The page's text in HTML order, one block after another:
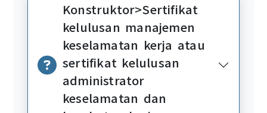
Konstruktor>Sertifikat
kelulusan manajemen
keselamatan kerja atau
sertifikat kelulusan
administrator
keselamatan dan